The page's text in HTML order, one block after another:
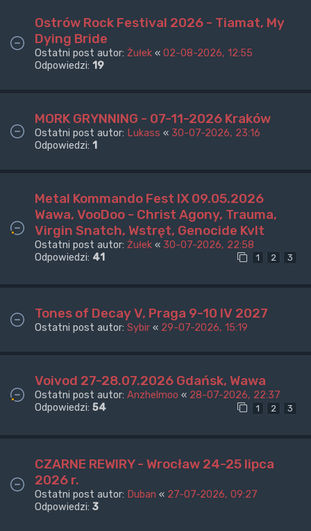
Ostrów Rock Festival 2026 - Tiamat, My
Dying Bride
Ostatni post autor: Żułek « 02-08-2026, 12:55
Odpowiedzi: 19
MORK GRYNNING - 07-11-2026 Kraków
Ostatni post autor: Lukass « 30-07-2026, 23:16
Odpowiedzi: 1
Metal Kommando Fest IX 09.05.2026
Wawa, VooDoo - Christ Agony, Trauma,
Virgin Snatch, Wstręt, Genocide Kvlt
Ostatni post autor: Żułek « 30-07-2026, 22:58
Odpowiedzi: 41 1 2 3
Tones of Decay V, Praga 9-10 IV 2027
Ostatni post autor: Sybir « 29-07-2026, 15:19
Voivod 27-28.07.2026 Gdańsk, Wawa
Ostatni post autor: Anzhelmoo « 28-07-2026, 22:37
Odpowiedzi: 54 1 2 3
CZARNE REWIRY - Wrocław 24-25 lipca
2026 r.
Ostatni post autor: Duban « 27-07-2026, 09:27
Odpowiedzi: 3